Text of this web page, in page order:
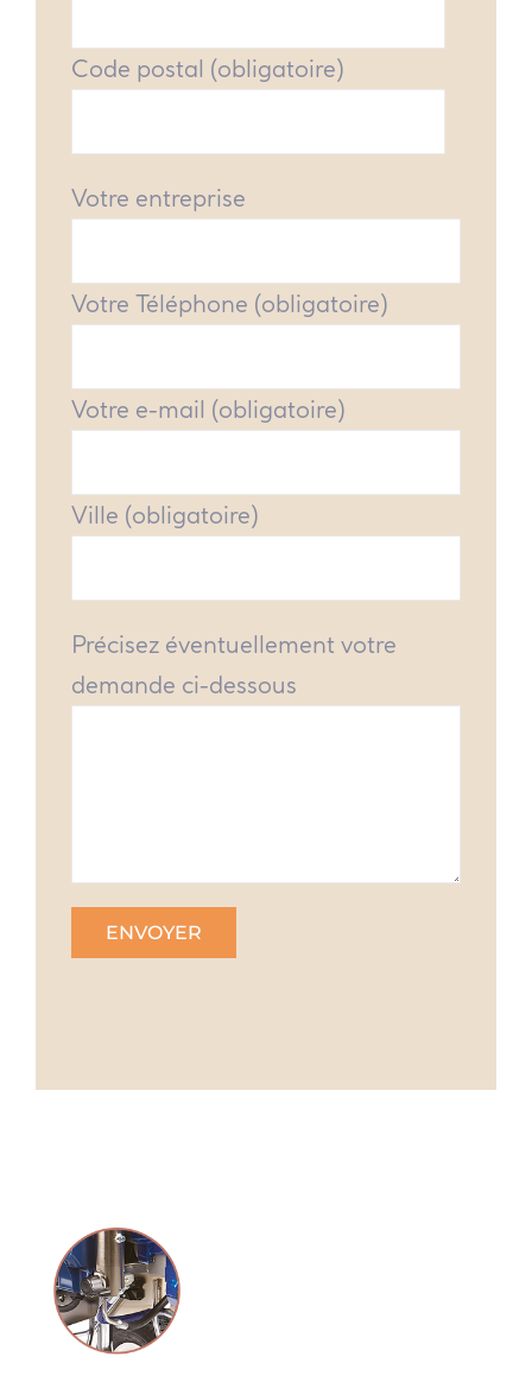
Code postal (obligatoire)
Votre entreprise
Votre Téléphone (obligatoire)
Votre e-mail (obligatoire)
Ville (obligatoire)
Précisez éventuellement votre
demande ci-dessous